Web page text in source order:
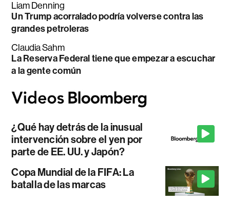
Liam Denning
Un Trump acorralado podría volverse contra las
grandes petroleras
Claudia Sahm
La Reserva Federal tiene que empezar a escuchar
a la gente común
¿Qué hay detrás de la inusual
intervención sobre el yen por
parte de EE. UU. y Japón?
Copa Mundial de la FIFA: La
batalla de las marcas